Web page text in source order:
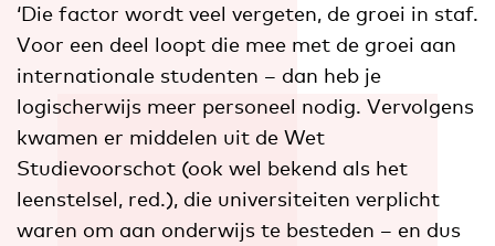
‘Die factor wordt veel vergeten, de groei in staf.
Voor een deel loopt die mee met de groei aan
internationale studenten – dan heb je
logischerwijs meer personeel nodig. Vervolgens
kwamen er middelen uit de Wet
Studievoorschot (ook wel bekend als het
leenstelsel, red.), die universiteiten verplicht
waren om aan onderwijs te besteden – en dus